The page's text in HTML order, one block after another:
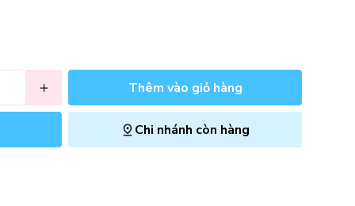
Thêm vào giỏ hàng
Chi nhánh còn hàng